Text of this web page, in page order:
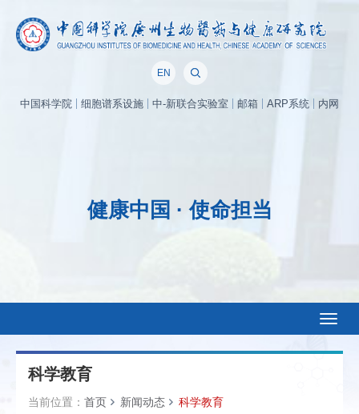
EN
中国科学院 细胞谱系设施 中-新联合实验室 邮箱 ARP系统 内网
健康中国 · 使命担当
科学教育
当前位置： 首页 新闻动态 科学教育